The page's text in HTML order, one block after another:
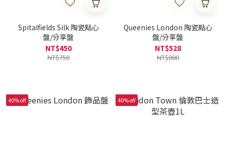
Spitalfields Silk 陶瓷點心
盤/分享盤
NT$450
NT$750
Queenies London 陶瓷點心
盤/分享盤
NT$528
NT$880
40% off 40% off